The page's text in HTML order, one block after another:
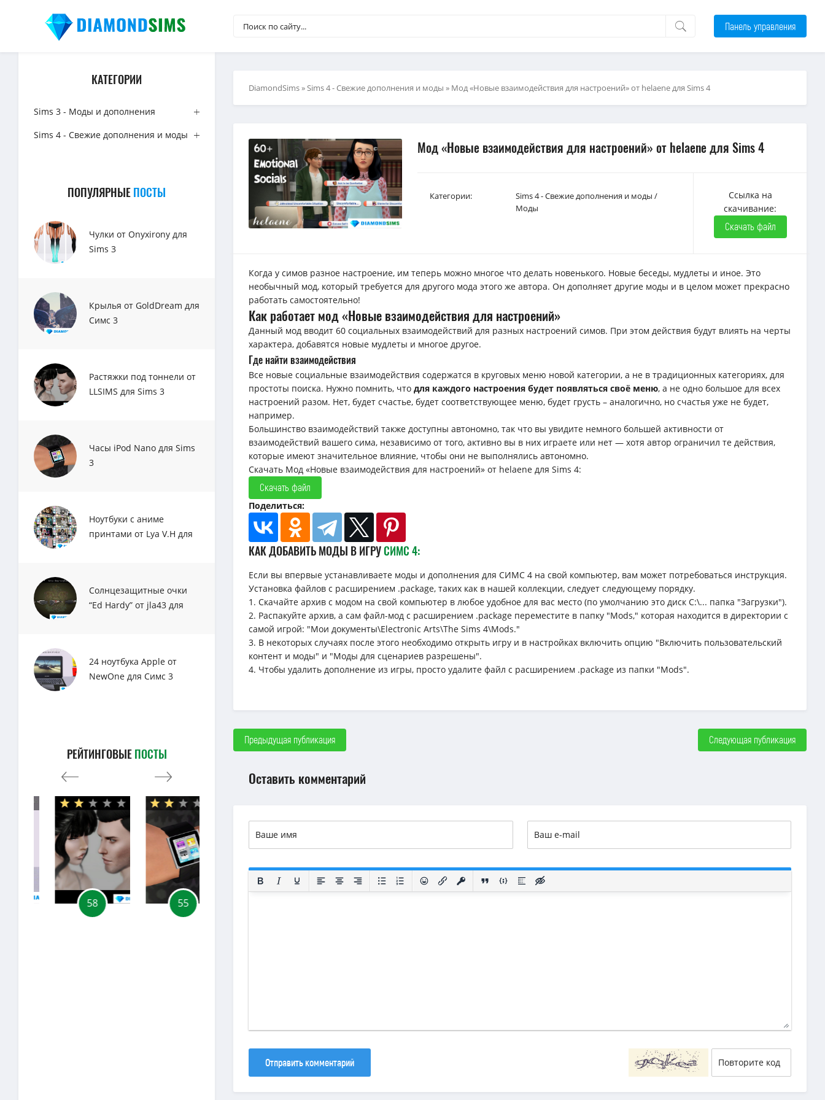
Панель управления
КАТЕГОРИИ
Sims 3 - Моды и дополнения
Sims 4 - Свежие дополнения и моды
ПОПУЛЯРНЫЕПОСТЫ
Чулки от Onyxirony для
Sims 3
Крылья от GoldDream для
Симс 3
Растяжки под тоннели от
LLSIMS для Sims 3
Часы iPod Nano для Sims
3
Ноутбуки с аниме
принтами от Lya V.H для
Солнцезащитные очки
“Ed Hardy” от jla43 для
24 ноутбука Apple от
NewOne для Симс 3
РЕЙТИНГОВЫЕПОСТЫ
58 55
DiamondSims»Sims 4 - Свежие дополнения и моды » Мод «Новые взаимодействия для настроений» от helaene для Sims 4
Мод «Новые взаимодействия для настроений» от helaene для Sims 4
Категории: Sims 4 - Свежие дополнения и моды /
Моды
Ссылка на
скачивание:
Скачать файл
Когда у симов разное настроение, им теперь можно многое что делать новенького. Новые беседы, мудлеты и иное. Это
необычный мод, который требуется для другого мода этого же автора. Он дополняет другие моды и в целом может прекрасно
работать самостоятельно!
Как работает мод «Новые взаимодействия для настроений»
Данный мод вводит 60 социальных взаимодействий для разных настроений симов. При этом действия будут влиять на черты
характера, добавятся новые мудлеты и многое другое.
Где найти взаимодействия
Все новые социальные взаимодействия содержатся в круговых меню новой категории, а не в традиционных категориях, для
простоты поиска. Нужно помнить, что для каждого настроения будет появляться своё меню, а не одно большое для всех
настроений разом. Нет, будет счастье, будет соответствующее меню, будет грусть – аналогично, но счастья уже не будет,
например.
Большинство взаимодействий также доступны автономно, так что вы увидите немного большей активности от
взаимодействий вашего сима, независимо от того, активно вы в них играете или нет — хотя автор ограничил те действия,
которые имеют значительное влияние, чтобы они не выполнялись автономно.
Скачать Мод «Новые взаимодействия для настроений» от helaene для Sims 4:
Скачать файл
Поделиться:
КАК ДОБАВИТЬ МОДЫ В ИГРУСИМС 4:
Если вы впервые устанавливаете моды и дополнения для СИМС 4 на свой компьютер, вам может потребоваться инструкция.
Установка файлов с расширением .package, таких как в нашей коллекции, следует следующему порядку.
1. Скачайте архив с модом на свой компьютер в любое удобное для вас место (по умолчанию это диск C:\... папка "Загрузки").
2. Распакуйте архив, а сам файл-мод с расширением .package переместите в папку "Mods," которая находится в директории с
самой игрой: "Мои документы\Electronic Arts\The Sims 4\Mods."
3. В некоторых случаях после этого необходимо открыть игру и в настройках включить опцию "Включить пользовательский
контент и моды" и "Моды для сценариев разрешены".
4. Чтобы удалить дополнение из игры, просто удалите файл с расширением .package из папки "Mods".
Предыдущая публикация Следующая публикация
Оставить комментарий
Отправить комментарий